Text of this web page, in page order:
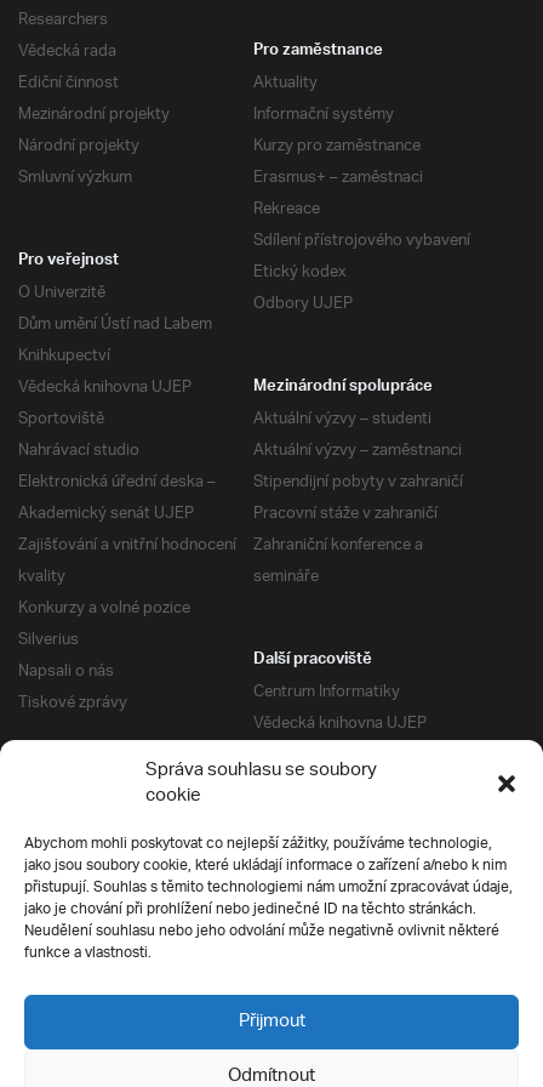
Správa souhlasu se soubory
cookie
Abychom mohli poskytovat co nejlepší zážitky, používáme technologie,
jako jsou soubory cookie, které ukládají informace o zařízení a/nebo k nim
přistupují. Souhlas s těmito technologiemi nám umožní zpracovávat údaje,
jako je chování při prohlížení nebo jedinečné ID na těchto stránkách.
Neudělení souhlasu nebo jeho odvolání může negativně ovlivnit některé
funkce a vlastnosti.
Přijmout
Odmítnout
Researchers
Vědecká rada
Ediční činnost
Mezinárodní projekty
Národní projekty
Smluvní výzkum
Pro zaměstnance
Aktuality
Informační systémy
Kurzy pro zaměstnance
Erasmus+ – zaměstnaci
Rekreace
Sdílení přístrojového vybavení
Etický kodex
Odbory UJEP
Pro veřejnost
O Univerzitě
Dům umění Ústí nad Labem
Knihkupectví
Vědecká knihovna UJEP
Sportoviště
Nahrávací studio
Elektronická úřední deska –
Akademický senát UJEP
Zajišťování a vnitřní hodnocení
kvality
Konkurzy a volné pozice
Silverius
Napsali o nás
Tiskové zprávy
Mezinárodní spolupráce
Aktuální výzvy – studenti
Aktuální výzvy – zaměstnanci
Stipendijní pobyty v zahraničí
Pracovní stáže v zahraničí
Zahraniční konference a
semináře
Další pracoviště
Centrum Informatiky
Vědecká knihovna UJEP
Správa kolejí a menz
Univerzitní centrum podpory
Silverius
Pro uchazeče
Přijímací řízení
E-prihlaska
Přípravné kurzy
Ochrana soukromí